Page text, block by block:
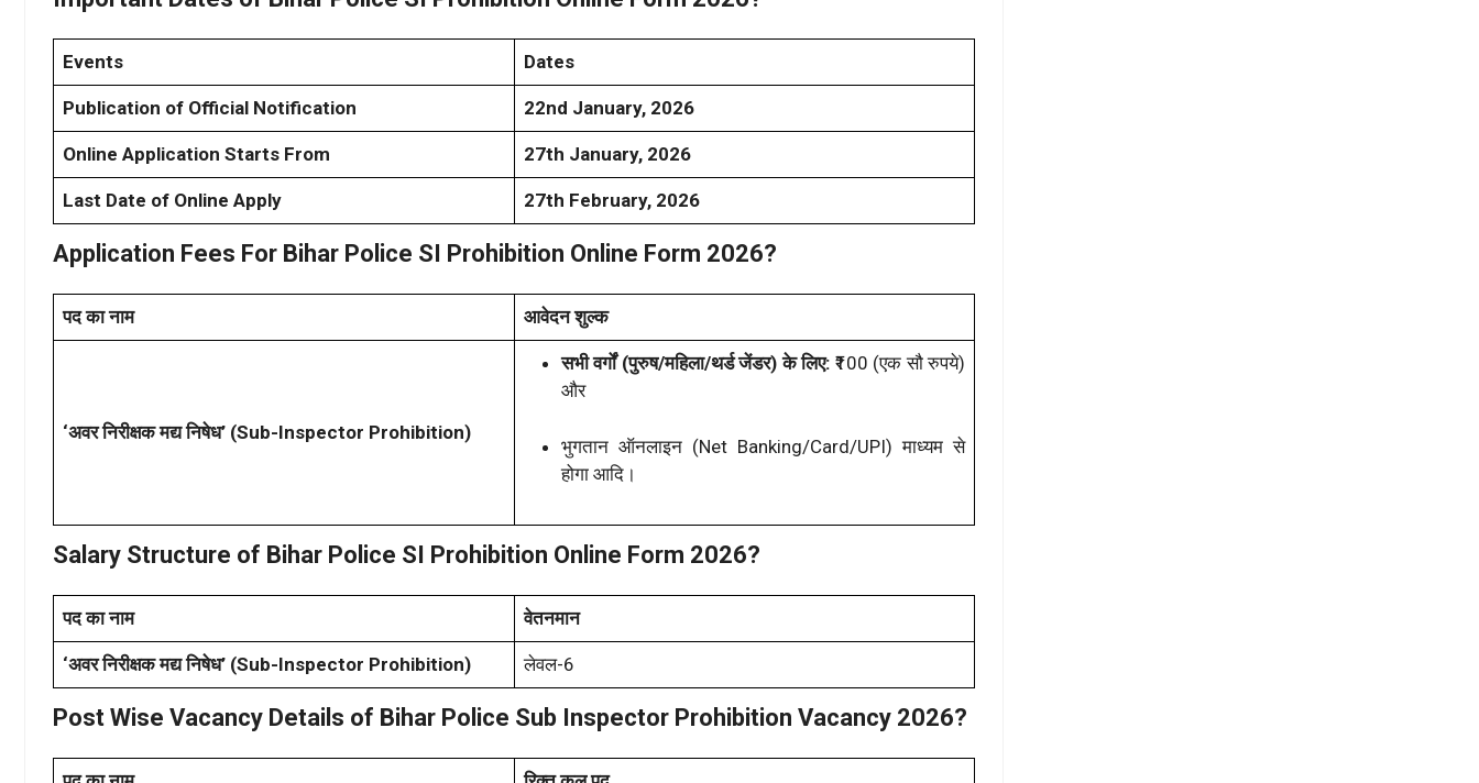
Events Dates
Publication of Official Notification 22nd January, 2026
Online Application Starts From 27th January, 2026
Last Date of Online Apply 27th February, 2026
Application Fees For Bihar Police SI Prohibition Online Form 2026?
पद का नाम आवेदन शुल्क
‘अवर निरीक्षक मद्य निषेध’ (Sub-Inspector Prohibition)
सभी वर्गों (पुरुष/महिला/थर्ड जेंडर) के लिए: ₹100 (एक सौ रुपये)
और
भुगतान ऑनलाइन (Net Banking/Card/UPI) माध्यम से
होगा आदि।
Salary Structure of Bihar Police SI Prohibition Online Form 2026?
पद का नाम वेतनमान
‘अवर निरीक्षक मद्य निषेध’ (Sub-Inspector Prohibition) लेवल-6
Post Wise Vacancy Details of Bihar Police Sub Inspector Prohibition Vacancy 2026?